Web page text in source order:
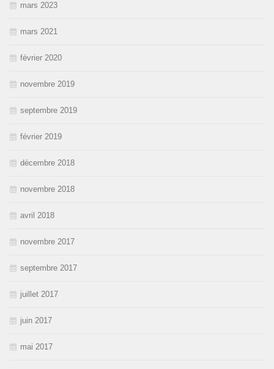
mars 2023
mars 2021
février 2020
novembre 2019
septembre 2019
février 2019
décembre 2018
novembre 2018
avril 2018
novembre 2017
septembre 2017
juillet 2017
juin 2017
mai 2017